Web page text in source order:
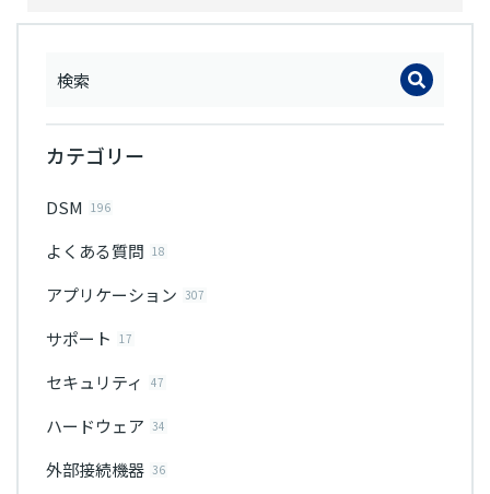
カテゴリー
DSM 196
よくある質問 18
アプリケーション 307
サポート 17
セキュリティ 47
ハードウェア 34
外部接続機器 36